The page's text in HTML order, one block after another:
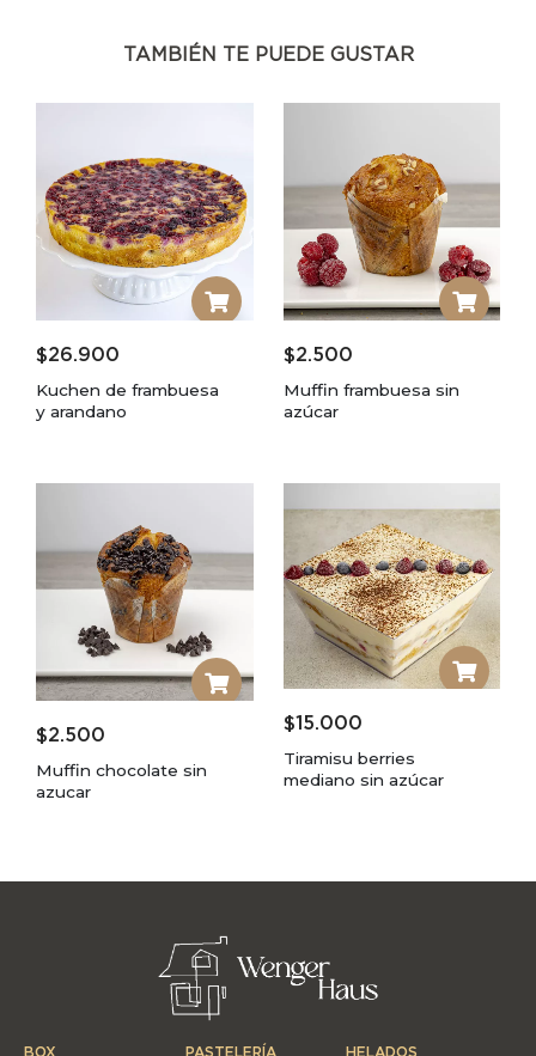
TAMBIÉN TE PUEDE GUSTAR
$26.900
Kuchen de frambuesa
y arandano
$2.500
Muffin frambuesa sin
azúcar
$2.500
Muffin chocolate sin
azucar
$15.000
Tiramisu berries
mediano sin azúcar
BOX PASTELERÍA HELADOS